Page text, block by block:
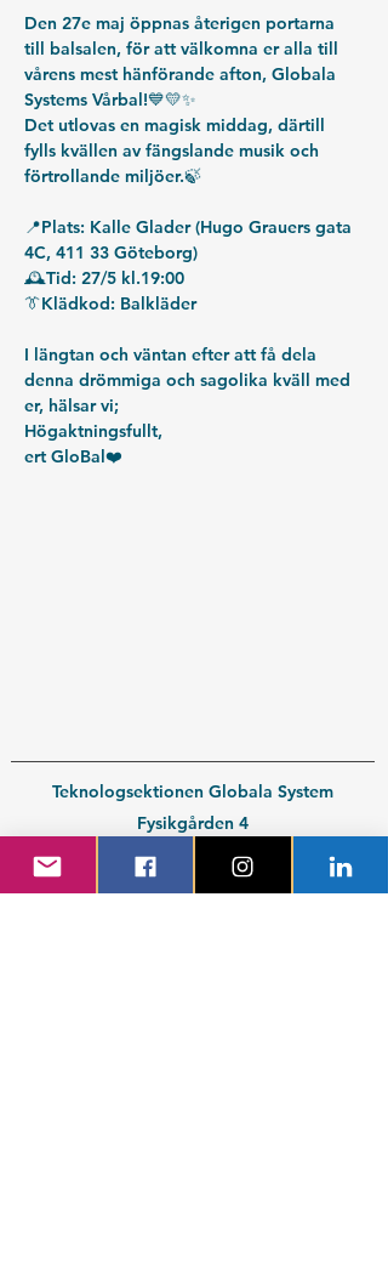
Den 27e maj öppnas återigen portarna
till balsalen, för att välkomna er alla till
vårens mest hänförande afton, Globala
Systems Vårbal!💙💛✨
Det utlovas en magisk middag, därtill
fylls kvällen av fängslande musik och
förtrollande miljöer.🍃
📍Plats: Kalle Glader (Hugo Grauers gata
4C, 411 33 Göteborg)
🕰️Tid: 27/5 kl.19:00
👔Klädkod: Balkläder
I längtan och väntan efter att få dela
denna drömmiga och sagolika kväll med
er, hälsar vi;
Högaktningsfullt,
ert GloBal❤️
Teknologsektionen Globala System
Fysikgården 4
412 58 Göteborg